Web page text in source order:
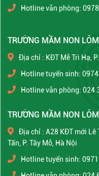
Hotline văn phòng:
TRƯỜNG MẦM NON
Địa chỉ : KĐT Mễ Trì Hạ,
Hotline tuyển sinh:
Hotline văn phòng: 024
TRƯỜNG MẦM NON
Địa chỉ : A28 KĐT mới Lê
Tấn, P. Tây Mỗ, Hà Nội
Hotline tuyển sinh: